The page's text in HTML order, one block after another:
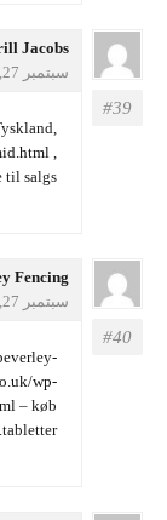
يقول
Merrill Jacobs
:
سبتمبر 27, 2017 الساعة 3:37 ص
Tyskland,
revlimid.html
kjøpe til salgs.
يقول
Beverley Fencing
:
سبتمبر 27, 2017 الساعة 5:09 ص
www.beverley-
fencing.co.uk/wp-